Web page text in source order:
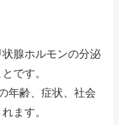
腺ホルモンの分泌
です。
年齢、症状、社会
ます。